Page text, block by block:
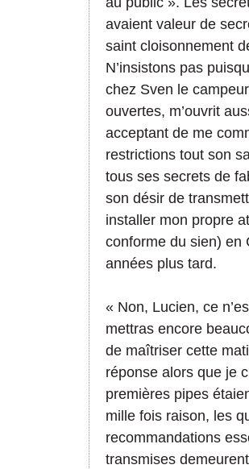
avaient valeur de
saint cloisonnement
N’insistons pas
chez Sven le
ouvertes, m’ouvrit
acceptant de me
restrictions tout son
tous ses secrets de
son désir de
installer mon propre
conforme du sien) en
années plus tard.
« Non, Lucien, ce
mettras encore
de maîtriser cette
réponse alors que je
premières pipes
mille fois raison, les
recommandations
transmises